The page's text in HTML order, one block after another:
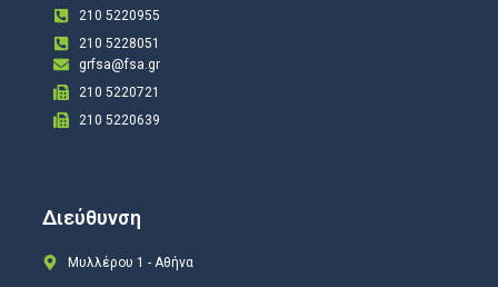
210 5220955
210 5228051
grfsa@fsa.gr
210 5220721
210 5220639
Διεύθυνση
Μυλλέρου 1 - Αθήνα